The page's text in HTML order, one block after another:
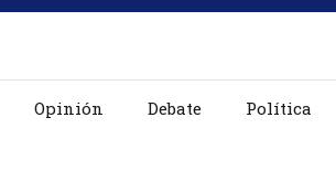
Opinión Debate Política